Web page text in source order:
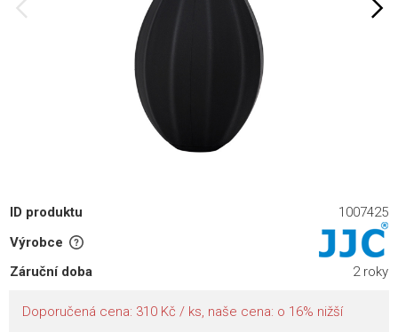
ID produktu
1007425
Výrobce
Záruční doba
2 roky
Doporučená cena: 310 Kč / ks, naše cena: o 16% nižší